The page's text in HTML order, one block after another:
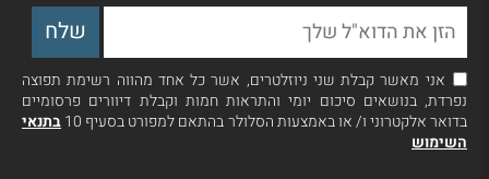
אני מאשר קבלת שני ניוזלטרים, אשר כל אחד מהווה רשימת תפוצה
נפרדת, בנושאים סיכום יומי והתראות חמות וקבלת דיוורים פרסומיים
בדואר אלקטרוני ו/ או באמצעות הסלולר בהתאם למפורט בסעיף 10
בתנאי
השימוש